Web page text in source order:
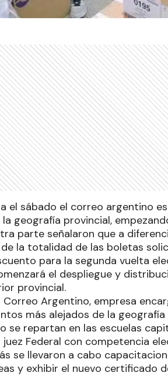
el sábado el correo argentino
geografía provincial,
parte señalaron que a
la totalidad de las boletas
para la segunda vuelta
el despliegue y
provincial.
Correo Argentino, empresa
más alejados de la
se repartan en las escuelas
Federal con competencia
se llevaron a cabo
y exhibir el nuevo certificado